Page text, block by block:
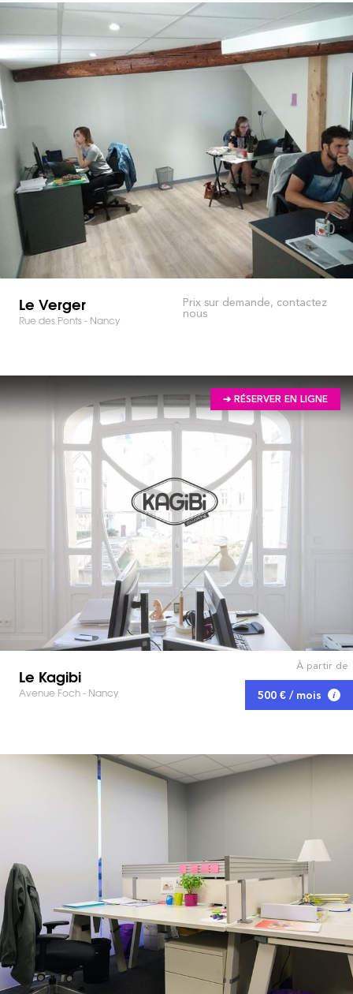
Le Verger
Rue des Ponts - Nancy
Prix sur demande, contactez
nous
➔ RÉSERVER EN LIGNE
Le Kagibi
Avenue Foch - Nancy
À partir de
500 € / mois